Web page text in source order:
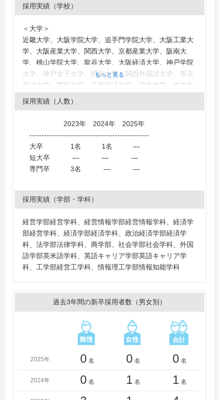
採用実績（学校）
＜大学＞
近畿大学、大阪学院大学、追手門学院大学、大阪工業大
学、大阪産業大学、関西大学、京都産業大学、阪南大
学、桃山学院大学、龍谷大学、大阪経済大学、神戸学院
大学、神戸女子大学、摂南大学、関西外国語大学、帝京
平成大学、獨協大学、千葉経済大学、中央大学、修文大
学、京都精華大学、北翔大学、大阪電気通信大学、帝塚
山大学、東洋大学、大阪府立大学、早稲田大学、大阪商
近畿大学短期大学部、修文大学短期大学部、大阪ＩＴプ
ログラミング＆会計専門学校天王寺校、大阪ＥＣＯ動物
海洋専門学校
もっと見る
採用実績（人数）
2023年 2024年 2025年
-------------------------------------------------
大卒 1名 1名 ―
短大卒 ― ― ―
専門卒 3名 ― ―
採用実績（学部・学科）
経営学部経営学科、経営情報学部経営情報学科、経済学
部経営学科、経済学部経済学科、政治経済学部経済学
科、法学部法律学科、商学部、社会学部社会学科、外国
語学部英米語学科、英語キャリア学部英語キャリア学
科、工学部経営工学科、情報理工学部情報知能学科
過去3年間の新卒採用者数（男女別）
2025年 0 名 0 名 0 名
2024年 0 名 1 名 1 名